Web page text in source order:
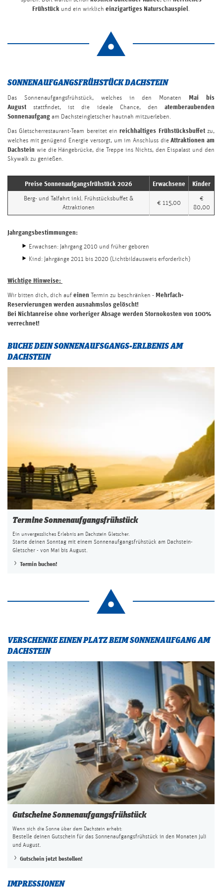
Frühstück und ein wirklich einzigartiges Naturschauspiel.
SONNENAUFGANGSFRÜHSTÜCK DACHSTEIN
Das Sonnenaufgangsfrühstück, welches in den Monaten Mai bis
August stattfindet, ist die ideale Chance, den atemberaubenden
Sonnenaufgangam Dachsteingletscher hautnah mitzuerleben.
Das Gletscherrestaurant-Team bereitet einreichhaltiges Frühstücksbuffetzu,
welches mit genügend Energie versorgt, um im Anschluss dieAttraktionen am
Dachstein wie die Hängebrücke, die Treppe ins Nichts, den Eispalast und den
Skywalk zu genießen.
Preise Sonnenaufgangsfrühstück 2026 Erwachsene Kinder
Berg- und Talfahrt inkl. Frühstücksbuffet &
Attraktionen
€ 115,00
€
80,00
Jahrgangsbestimmungen:
Erwachsen: Jahrgang 2010 und früher geboren
Kind: Jahrgänge 2011 bis 2020 (Lichtbildausweis erforderlich)
Wichtige Hinweise:
Wir bitten dich, dich aufeinen Termin zu beschränken - Mehrfach-
Reservierungen werden ausnahmslos gelöscht!
Bei Nichtanreise ohne vorheriger Absage werden Stornokosten von 100%
verrechnet!
BUCHE DEIN SONNENAUFSGANGS-ERLBENIS AM
DACHSTEIN
Termine Sonnenaufgangsfrühstück
Ein unvergessliches Erlebnis am Dachstein Gletscher.
Starte deinen Sonntag mit einem Sonnenaufgangsfrühstück am Dachstein-
Gletscher - von Mai bis August.
Termin buchen!
VERSCHENKE EINEN PLATZ BEIM SONNENAUFGANG AM
DACHSTEIN
Gutscheine Sonnenaufgangsfrühstück
Wenn sich die Sonne über dem Dachstein erhebt:
Bestelle deinen Gutschein für das Sonnenaufgangsfrühstück in den Monaten Juli
und August.
Gutschein jetzt bestellen!
IMPRESSIONEN
Language
Suchbegriff...